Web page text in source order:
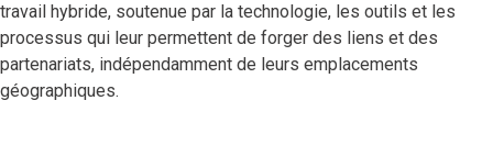
travail hybride, soutenue par la technologie, les outils et les
processus qui leur permettent de forger des liens et des
partenariats, indépendamment de leurs emplacements
géographiques.